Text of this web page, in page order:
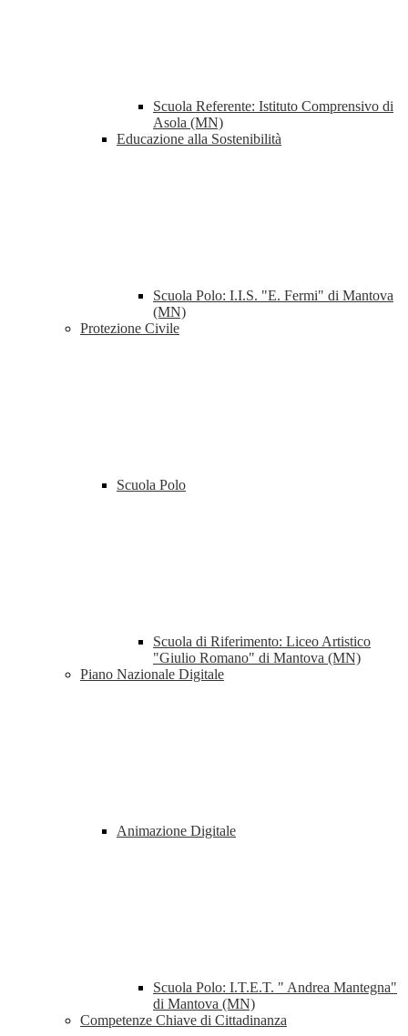
Scuola Referente: Istituto Comprensivo di
Asola (MN)
Educazione alla Sostenibilità
Scuola Polo: I.I.S. "E. Fermi" di Mantova
(MN)
Protezione Civile
Scuola Polo
Scuola di Riferimento: Liceo Artistico
"Giulio Romano" di Mantova (MN)
Piano Nazionale Digitale
Animazione Digitale
Scuola Polo: I.T.E.T. " Andrea Mantegna"
di Mantova (MN)
Competenze Chiave di Cittadinanza